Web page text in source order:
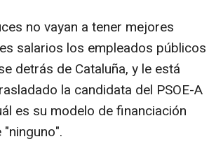
no vayan a tener mejores
salarios los empleados públicos
detrás de Cataluña, y le está
la candidata del PSOE-A
es su modelo de financiación